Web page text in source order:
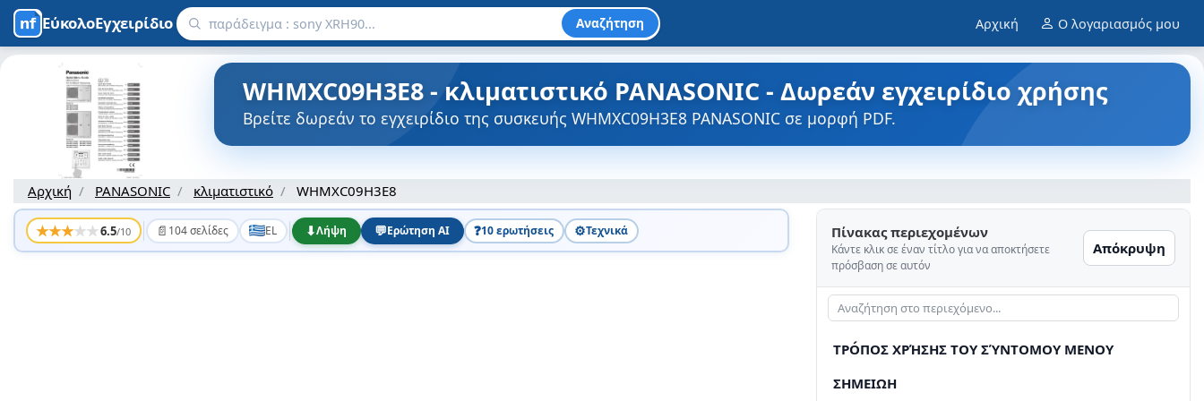
ΕύκολοΕγχειρίδιο Αναζήτηση Αρχική Ο λογαριασμός μου
WHMXC09H3E8 - κλιματιστικό PANASONIC - Δωρεάν εγχειρίδιο χρήσης
Βρείτε δωρεάν το εγχειρίδιο της συσκευής WHMXC09H3E8 PANASONIC σε μορφή PDF.
Αρχική PANASONIC κλιματιστικό WHMXC09H3E8
★★★★★6.5/10 📄 104 σελίδες EL ⬇Λήψη 💬Ερώτηση AI ❓10 ερωτήσεις ⚙️Τεχνικά Πίνακας περιεχομένων
Κάντε κλικ σε έναν τίτλο για να αποκτήσετε
πρόσβαση σε αυτόν
Απόκρυψη
TPÓΠΟΣ ΧΡΉΣΗΣ ΤΟΥ ΣΎΝΤΟΜΟΥ ΜΕΝΟΥ
ΣΗΜΕΙΩΗ